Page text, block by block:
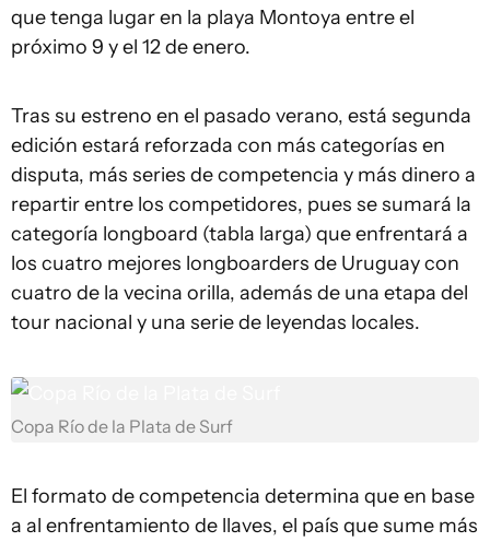
que tenga lugar en la playa Montoya entre el
próximo 9 y el 12 de enero.
Tras su estreno en el pasado verano, está segunda
edición estará reforzada con más categorías en
disputa, más series de competencia y más dinero a
repartir entre los competidores, pues se sumará la
categoría longboard (tabla larga) que enfrentará a
los cuatro mejores longboarders de Uruguay con
cuatro de la vecina orilla, además de una etapa del
tour nacional y una serie de leyendas locales.
Copa Río de la Plata de Surf
El formato de competencia determina que en base
a al enfrentamiento de llaves, el país que sume más